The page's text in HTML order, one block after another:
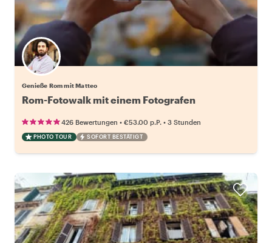
Genieße Rom mit Matteo
Rom-Fotowalk mit einem Fotografen
426 Bewertungen • €53.00 p.P. • 3 Stunden
PHOTO TOUR SOFORT BESTÄTIGT